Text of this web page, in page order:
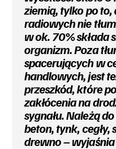
ziemią, tylko po to,
radiowych nie
w ok. 70% składa
organizm. Poza
spacerujących w
handlowych, jest
przeszkód, które
zakłócenia na
sygnału. Należą
beton, tynk, cegły,
drewno –